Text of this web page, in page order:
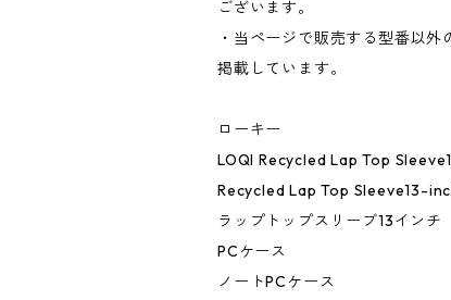
ございます。
・当ページで販売する型番以
掲載しています。
ローキー
LOQI Recycled Lap Top
Recycled Lap Top Sleeve13-
ラップトップスリーブ13インチ
PCケース
ノートPCケース